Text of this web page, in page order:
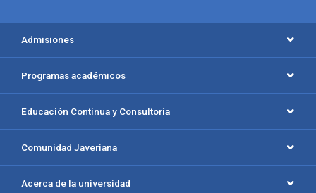
Menú principal del footer
Admisiones
Programas académicos
Educación Continua y Consultoría
Comunidad Javeriana
Acerca de la universidad